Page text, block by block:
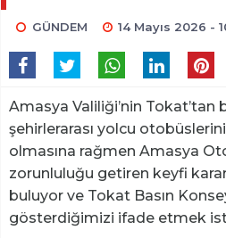
GÜNDEM 14 Mayıs 2026 -
Amasya Valiliği’nin Tokat’tan
şehirlerarası yolcu
olmasına rağmen Amasya
zorunluluğu getiren keyfi
buluyor ve Tokat Basın
gösterdiğimizi ifade etmek